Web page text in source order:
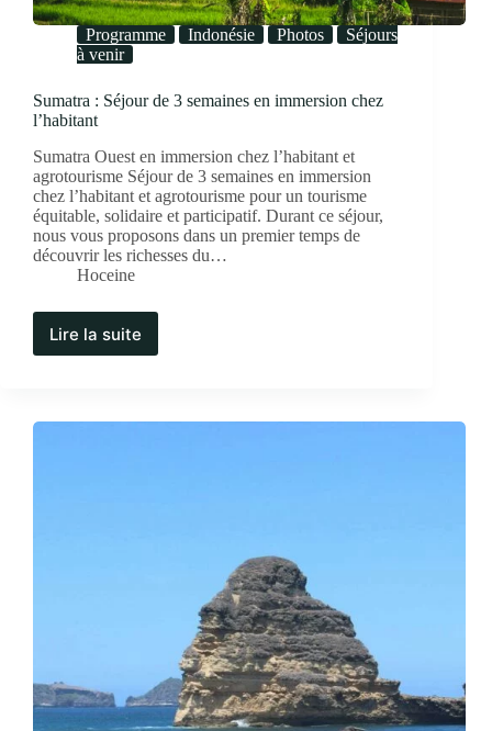
Programme Indonésie Photos
Séjours
à venir
Sumatra : Séjour de 3 semaines en immersion chez
l’habitant
Sumatra Ouest en immersion chez l’habitant et
agrotourisme Séjour de 3 semaines en immersion
chez l’habitant et agrotourisme pour un tourisme
équitable, solidaire et participatif. Durant ce séjour,
nous vous proposons dans un premier temps de
découvrir les richesses du…
Hoceine
Lire la suite